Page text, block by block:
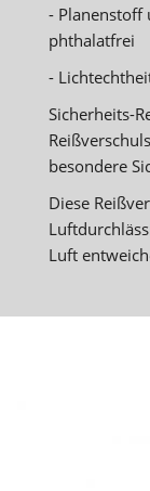
- Planenstoff
phthalatfrei
-
Sicherheits-
besondere
Diese
Luft